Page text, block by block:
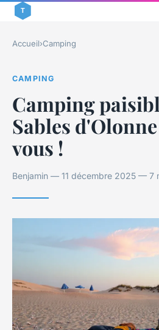
Accueil›Camping
CAMPING
Camping
Sables
vous !
Benjamin — 11 décembre 2025 — 7